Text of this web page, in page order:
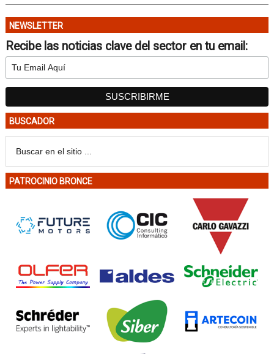
NEWSLETTER
Recibe las noticias clave del sector en tu email:
BUSCADOR
PATROCINIO BRONCE